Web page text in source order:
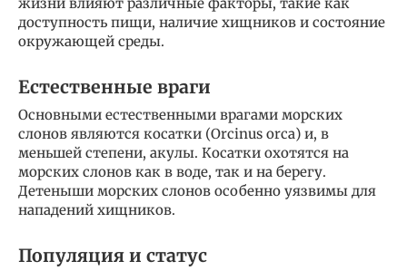
жизни влияют различные факторы, такие как
доступность пищи, наличие хищников и состояние
окружающей среды.
Естественные враги
Основными естественными врагами морских
слонов являются косатки (Orcinus orca) и, в
меньшей степени, акулы. Косатки охотятся на
морских слонов как в воде, так и на берегу.
Детеныши морских слонов особенно уязвимы для
нападений хищников.
Популяция и статус